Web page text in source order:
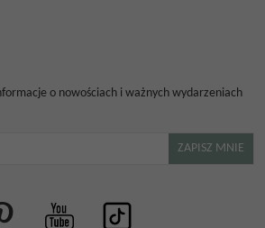
o nowościach i ważnych wydarzeniach